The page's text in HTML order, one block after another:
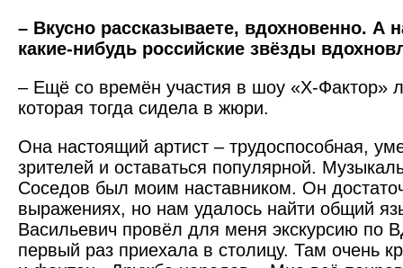
– Вкусно рассказываете, вдохновенно. А
какие-нибудь российские звёзды
– Ещё со времён участия в шоу «Х-Фактор»
которая тогда сидела в жюри.
Она настоящий артист – трудо­способная,
зрителей и оставаться популярной.
Соседов был моим наставником. Он
выражениях, но нам удалось найти общий
Васильевич провёл для меня экскурсию по
первый раз приехала в столицу. Там очень